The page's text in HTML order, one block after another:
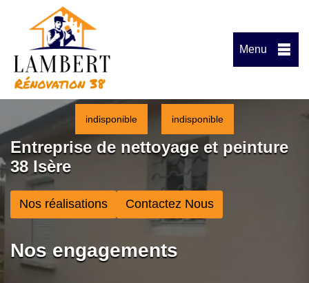
Menu
indisponible indisponible
Entreprise de nettoyage et peinture
38 Isère
Nos réalisations Contactez Nous
Nos engagements